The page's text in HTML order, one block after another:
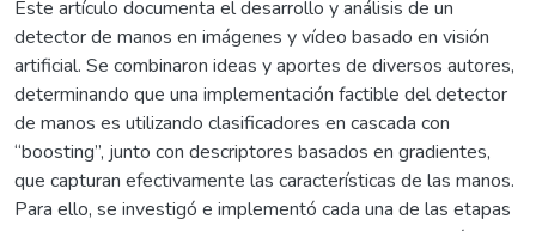
Este artículo documenta el desarrollo y análisis de un
detector de manos en imágenes y vídeo basado en visión
artificial. Se combinaron ideas y aportes de diversos autores,
determinando que una implementación factible del detector
de manos es utilizando clasificadores en cascada con
“boosting”, junto con descriptores basados en gradientes,
que capturan efectivamente las características de las manos.
Para ello, se investigó e implementó cada una de las etapas